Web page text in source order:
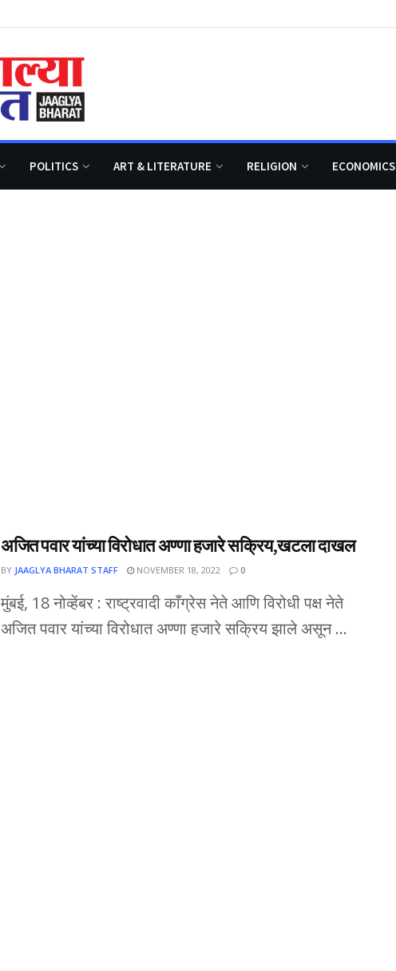
POLITICS ART & LITERATURE RELIGION ECONOMICS
अजित पवार यांच्या विरोधात अण्णा हजारे सक्रिय,खटला दाखल
BY JAAGLYA BHARAT STAFF NOVEMBER 18, 2022 0
मुंबई, 18 नोव्हेंबर : राष्ट्रवादी काँग्रेस नेते आणि विरोधी पक्ष नेते
अजित पवार यांच्या विरोधात अण्णा हजारे सक्रिय झाले असून ...